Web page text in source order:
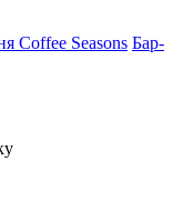
Coffee Seasons Бар-